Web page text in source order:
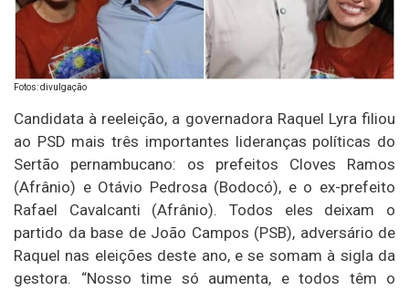
Fotos: divulgação
Candidata à reeleição, a governadora Raquel Lyra filiou
ao PSD mais três importantes lideranças políticas do
Sertão pernambucano: os prefeitos Cloves Ramos
(Afrânio) e Otávio Pedrosa (Bodocó), e o ex-prefeito
Rafael Cavalcanti (Afrânio). Todos eles deixam o
partido da base de João Campos (PSB), adversário de
Raquel nas eleições deste ano, e se somam à sigla da
gestora. “Nosso time só aumenta, e todos têm o